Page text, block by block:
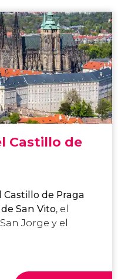
Castillo de
de Praga
San Vito, el
Jorge y el